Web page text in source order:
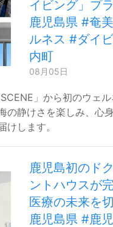
イビング」プ
鹿児島県 #奄
ルネス #ダイ
内町
08月05日
」から初のウェ
の静けさを楽しみ、心
けします。
鹿児島初のド
ントハウスが
医療の未来を
鹿児島県 #鹿